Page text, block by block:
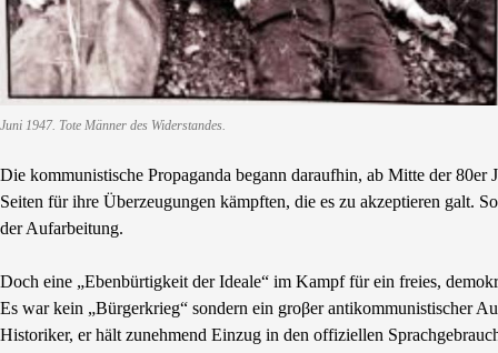
Juni 1947. Tote Männer des Widerstandes.
Die kommunistische Propaganda begann daraufhin, ab Mitte der
Seiten für ihre Überzeugungen kämpften, die es zu akzeptieren galt.
der Aufarbeitung.
Doch eine „Ebenbürtigkeit der Ideale“ im Kampf für ein freies,
Es war kein „Bürgerkrieg“ sondern ein groβer antikommunistischer
Historiker, er hält zunehmend Einzug in den offiziellen